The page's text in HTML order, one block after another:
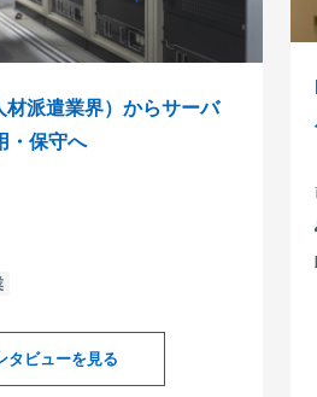
材派遣業界）からサーバ
・保守へ
タビューを見る